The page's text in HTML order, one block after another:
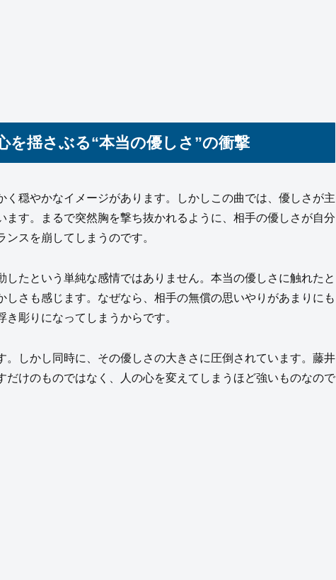
を揺さぶる“本当の優しさ”の衝撃
く穏やかなイメージがあります。しかしこの曲では、優しさが主
ます。まるで突然胸を撃ち抜かれるように、相手の優しさが自分
スを崩してしまうのです。
たという単純な感情ではありません。本当の優しさに触れたと
さも感じます。なぜなら、相手の無償の思いやりがあまりにも
彫りになってしまうからです。
しかし同時に、その優しさの大きさに圧倒されています。藤井
だけのものではなく、人の心を変えてしまうほど強いものなので